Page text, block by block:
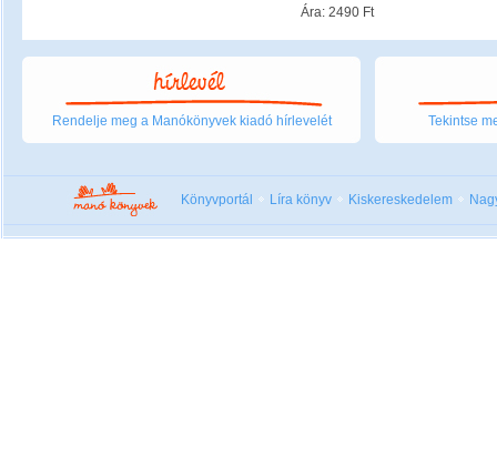
Ára: 2490 Ft
Rendelje meg a Manókönyvek kiadó hírlevelét Tekintse
Könyvportál Líra könyv Kiskereskedelem